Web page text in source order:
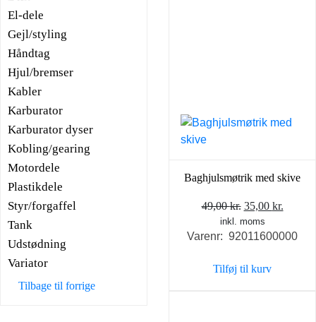
El-dele
Gejl/styling
Håndtag
Hjul/bremser
Kabler
Karburator
Karburator dyser
Kobling/gearing
Motordele
Plastikdele
Styr/forgaffel
Tank
Udstødning
Variator
Tilbage til forrige
Baghjulsmøtrik med skive
49,00kr. Den
oprindelige
pris
49,00 kr..
35,00 kr.
pris
inkl. moms
Varenr: 92011600000
Tilføj til kurv